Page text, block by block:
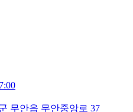
무안읍 무안중앙로 37